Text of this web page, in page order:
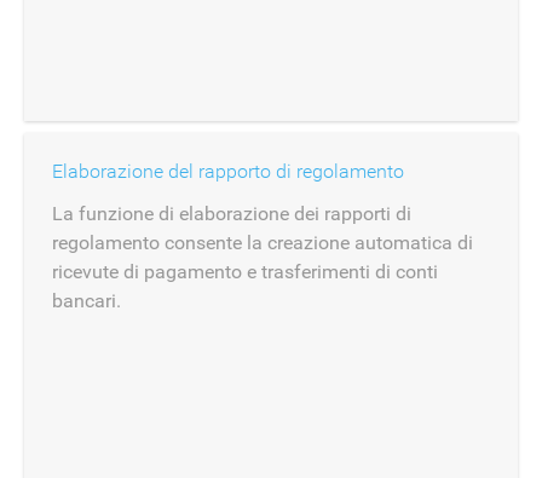
Elaborazione del rapporto di regolamento
La funzione di elaborazione dei rapporti di
regolamento consente la creazione automatica di
ricevute di pagamento e trasferimenti di conti
bancari.